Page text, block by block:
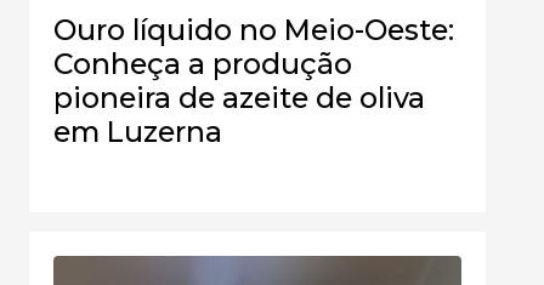
Ouro líquido no Meio-Oeste:
Conheça a produção
pioneira de azeite de oliva
em Luzerna